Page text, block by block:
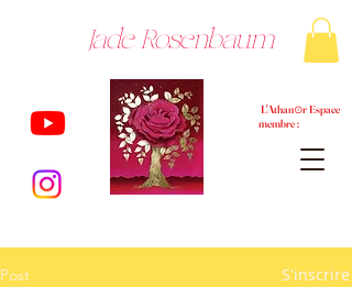
Jade Rosenbaum
L'Athan⊙r Espace
membre :
Post S'inscrire